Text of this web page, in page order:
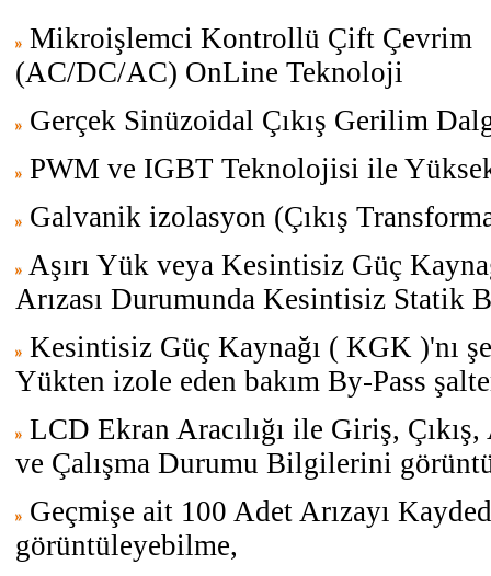
Mikroişlemci Kontrollü Çift Çevrim
(AC/DC/AC) OnLine Teknoloji
Gerçek Sinüzoidal Çıkış Gerilim
PWM ve IGBT Teknolojisi ile
Galvanik izolasyon (Çıkış
Aşırı Yük veya Kesintisiz Güç
Arızası Durumunda Kesintisiz Statik
Kesintisiz Güç Kaynağı ( KGK )'nı
Yükten izole eden bakım By-Pass
LCD Ekran Aracılığı ile Giriş,
ve Çalışma Durumu Bilgilerini
Geçmişe ait 100 Adet Arızayı
görüntüleyebilme,